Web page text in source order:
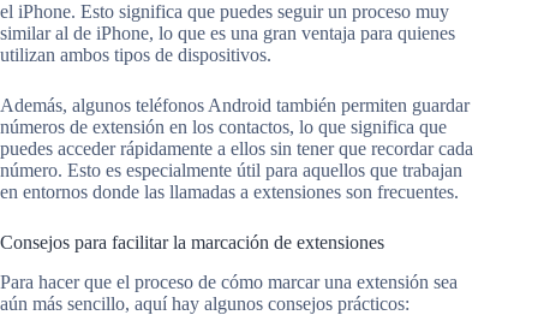
el iPhone. Esto significa que puedes seguir un proceso muy
similar al de iPhone, lo que es una gran ventaja para quienes
utilizan ambos tipos de dispositivos.
Además, algunos teléfonos Android también permiten guardar
números de extensión en los contactos, lo que significa que
puedes acceder rápidamente a ellos sin tener que recordar cada
número. Esto es especialmente útil para aquellos que trabajan
en entornos donde las llamadas a extensiones son frecuentes.
Consejos para facilitar la marcación de extensiones
Para hacer que el proceso de cómo marcar una extensión sea
aún más sencillo, aquí hay algunos consejos prácticos: